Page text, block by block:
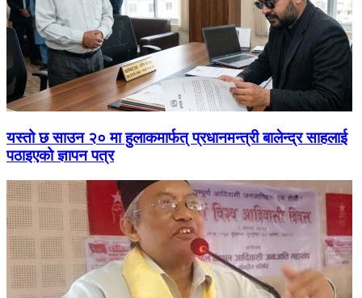
यस्तो छ साउन २० मा हुलाकमार्फत् प्रधानमन्त्री बालेन्द्र साहलाई
पठाइएको ज्ञापन पत्र